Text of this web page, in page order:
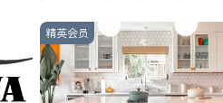
商标注册
索赔 律师-其它
精英会员